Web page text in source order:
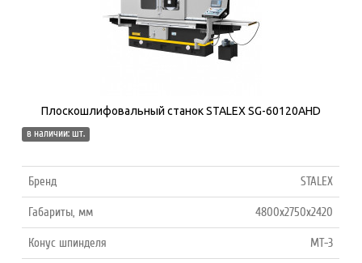
Плоскошлифовальный станок STALEX SG-60120AHD
в наличии: шт.
Бренд STALEX
Габариты, мм 4800х2750х2420
Конус шпинделя MT-3